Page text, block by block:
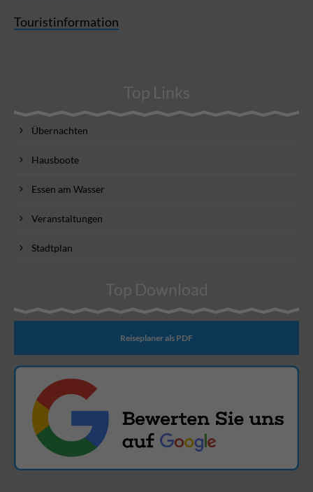
Touristinformation
Top Links
Übernachten
Hausboote
Essen am Wasser
Veranstaltungen
Stadtplan
Top Download
Reiseplaner als PDF